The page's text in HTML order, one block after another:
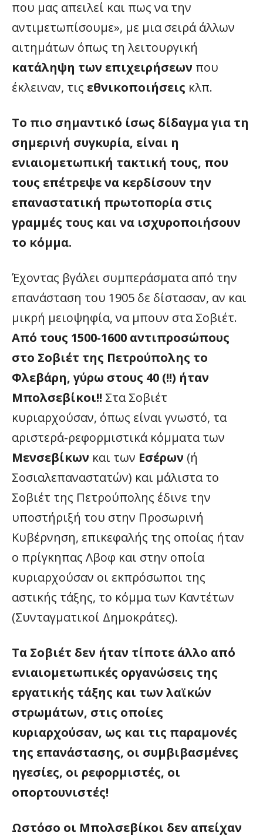
που μας απειλεί και πως να την
αντιμετωπίσουμε», με μια σειρά άλλων
αιτημάτων όπως τη λειτουργική
κατάληψη των επιχειρήσεων που
έκλειναν, τις εθνικοποιήσεις κλπ.
Το πιο σημαντικό ίσως δίδαγμα για τη
σημερινή συγκυρία, είναι η
ενιαιομετωπική τακτική τους, που
τους επέτρεψε να κερδίσουν την
επαναστατική πρωτοπορία στις
γραμμές τους και να ισχυροποιήσουν
το κόμμα.
Έχοντας βγάλει συμπεράσματα από την
επανάσταση του 1905 δε δίστασαν, αν και
μικρή μειοψηφία, να μπουν στα Σοβιέτ.
Από τους 1500-1600 αντιπροσώπους
στο Σοβιέτ της Πετρούπολης το
Φλεβάρη, γύρω στους 40 (!!) ήταν
Μπολσεβίκοι!! Στα Σοβιέτ
κυριαρχούσαν, όπως είναι γνωστό, τα
αριστερά-ρεφορμιστικά κόμματα των
Μενσεβίκων και των Εσέρων (ή
Σοσιαλεπαναστατών) και μάλιστα το
Σοβιέτ της Πετρούπολης έδινε την
υποστήριξή του στην Προσωρινή
Κυβέρνηση, επικεφαλής της οποίας ήταν
ο πρίγκηπας Λβοφ και στην οποία
κυριαρχούσαν οι εκπρόσωποι της
αστικής τάξης, το κόμμα των Καντέτων
(Συνταγματικοί Δημοκράτες).
Τα Σοβιέτ δεν ήταν τίποτε άλλο από
ενιαιομετωπικές οργανώσεις της
εργατικής τάξης και των λαϊκών
στρωμάτων, στις οποίες
κυριαρχούσαν, ως και τις παραμονές
της επανάστασης, οι συμβιβασμένες
ηγεσίες, οι ρεφορμιστές, οι
οπορτουνιστές!
Ωστόσο οι Μπολσεβίκοι δεν απείχαν